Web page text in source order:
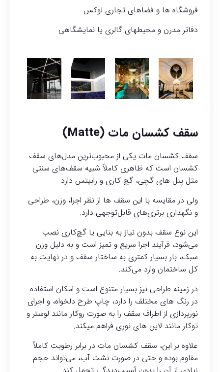
فروشگاه ها و فضاهای تجاری لوکس
دفاتر مدرن و محیطهای گالری یا نمایشگاهی
سقف کشسان مات(Matte)
سقف کشسان مات یکی از محبوب‌ترین مدل‌های سقف
کشسان است که ظاهری کاملاً شبیه سقف‌های سنتی
مثل پنل های گچی، گچ کاری و رابیتس دارد
ولی در مقایسه با این سقف ها از نظر اجرا، وزن، طراحی
و نگهداری برتری‌های قابل‌توجهی دارد.
این نوع سقف بدون نیاز به بنایی یا گچ‌کاری نصب
می‌شود، فرآیند اجرا سریع و تمیز است و به دلیل وزن
سبک، بار بسیار کمتری به ساختار سقف و در نهایت به
کل ساختمان وارد می‌کند.
در زمینه طراحی نیز بسیار متنوع است و امکان استفاده
در رنگ های مختلف را دارد، چاپ طرح دلخواه، و اجرای
نورپردازی از اطراف سقف را به صورت روکار مانند لوستر و
توکار مانند لاین های نوری فراهم میکند.
علاوه‌ بر این، سقف کشسان مات در برابر رطوبت کاملاً
مقاوم بوده و حتی در صورت نشت آب، می‌تواند حجم